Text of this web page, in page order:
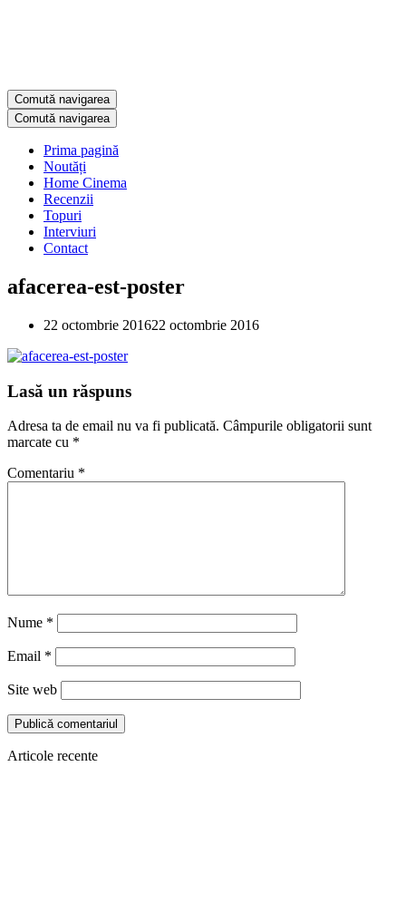
Comută navigarea
Comută navigarea
Prima pagină
Noutăți
Home Cinema
Recenzii
Topuri
Interviuri
Contact
afacerea-est-poster
22 octombrie 201622 octombrie 2016
Lasă un răspuns
Adresa ta de email nu va fi publicată. Câmpurile obligatorii sunt
marcate cu *
Comentariu *
Nume *
Email *
Site web
Articole recente